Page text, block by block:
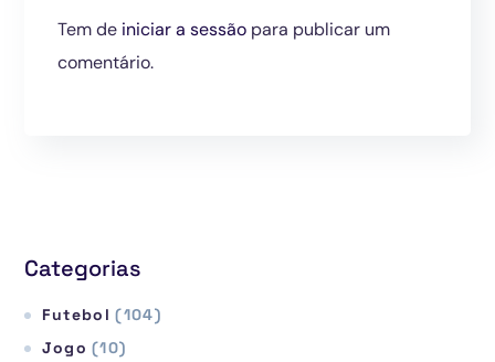
Tem de iniciar a sessão para publicar um
comentário.
Categorias
Futebol (104)
Jogo (10)